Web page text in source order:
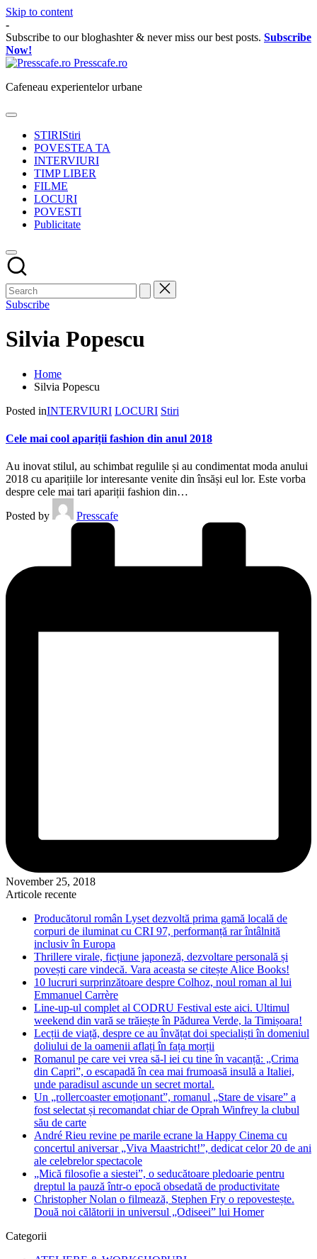
Skip to content
-
Subscribe to our bloghashter & never miss our best posts. Subscribe
Now!
Presscafe.ro
Cafeneau experientelor urbane
STIRIStiri
POVESTEA TA
INTERVIURI
TIMP LIBER
FILME
LOCURI
POVESTI
Publicitate
Subscribe
Silvia Popescu
Home
Silvia Popescu
Posted inINTERVIURI LOCURI Stiri
Cele mai cool apariții fashion din anul 2018
Au inovat stilul, au schimbat regulile și au condimentat moda anului
2018 cu aparițiile lor interesante venite din însăși eul lor. Este vorba
despre cele mai tari apariții fashion din…
Posted by
Presscafe
November 25, 2018
Articole recente
Producătorul român Lyset dezvoltă prima gamă locală de
corpuri de iluminat cu CRI 97, performanță rar întâlnită
inclusiv în Europa
Thrillere virale, ficțiune japoneză, dezvoltare personală și
povești care vindecă. Vara aceasta se citește Alice Books!
10 lucruri surprinzătoare despre Colhoz, noul roman al lui
Emmanuel Carrère
Line-up-ul complet al CODRU Festival este aici. Ultimul
weekend din vară se trăiește în Pădurea Verde, la Timișoara!
Lecții de viață, despre ce au învățat doi specialiști în domeniul
doliului de la oamenii aflați în fața morții
Romanul pe care vei vrea să-l iei cu tine în vacanță: „Crima
din Capri”, o escapadă în cea mai frumoasă insulă a Italiei,
unde paradisul ascunde un secret mortal.
Un „rollercoaster emoționant”, romanul „Stare de visare” a
fost selectat și recomandat chiar de Oprah Winfrey la clubul
său de carte
André Rieu revine pe marile ecrane la Happy Cinema cu
concertul aniversar „Viva Maastricht!”, dedicat celor 20 de ani
ale celebrelor spectacole
„Mică filosofie a siestei”, o seducătoare pledoarie pentru
dreptul la pauză într-o epocă obsedată de productivitate
Christopher Nolan o filmează, Stephen Fry o repovestește.
Două noi călătorii in universul „Odiseei” lui Homer
Categorii